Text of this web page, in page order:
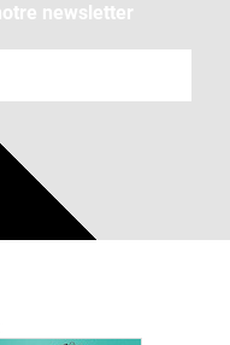
newsletter